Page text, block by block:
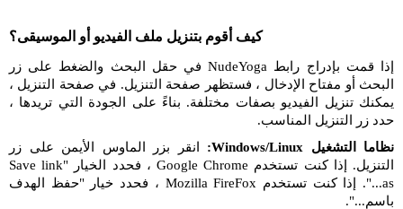
كيف أقوم بتنزيل ملف الفيديو أو الموسيقى؟
إذا قمت بإدراج رابط NudeYoga في حقل البحث والضغط على زر
البحث أو مفتاح الإدخال ، فستظهر صفحة التنزيل. في صفحة التنزيل ،
يمكنك تنزيل الفيديو بصفات مختلفة. بناءً على الجودة التي تريدها ،
حدد زر التنزيل المناسب.
نظاما التشغيل Windows/Linux:
انقر بزر الماوس الأيمن على زر
التنزيل. إذا كنت تستخدم Google Chrome ، فحدد الخيار "Save link
as...". إذا كنت تستخدم Mozilla FireFox ، فحدد خيار "حفظ الهدف
باسم...".